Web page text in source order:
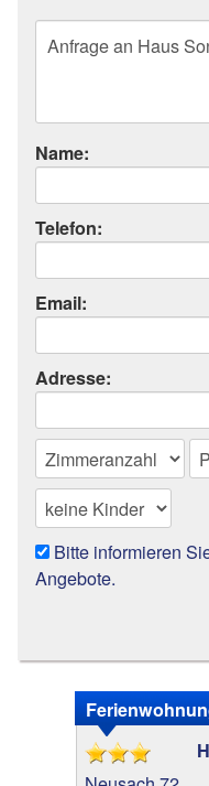
Name:
Telefon:
Email:
Adresse:
Bitte informieren
Angebote.